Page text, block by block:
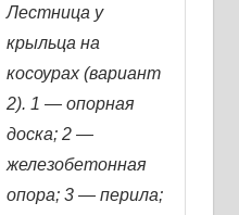
Лестница у
крыльца на
косоурах (вариант
2). 1 — опорная
доска; 2 —
железобетонная
опора; 3 — перила;